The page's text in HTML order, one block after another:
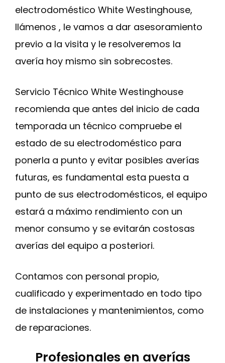
electrodoméstico White Westinghouse,
llámenos , le vamos a dar asesoramiento
previo a la visita y le resolveremos la
avería hoy mismo sin sobrecostes.
Servicio Técnico White Westinghouse
recomienda que antes del inicio de cada
temporada un técnico compruebe el
estado de su electrodoméstico para
ponerla a punto y evitar posibles averías
futuras, es fundamental esta puesta a
punto de sus electrodomésticos, el equipo
estará a máximo rendimiento con un
menor consumo y se evitarán costosas
averías del equipo a posteriori.
Contamos con personal propio,
cualificado y experimentado en todo tipo
de instalaciones y mantenimientos, como
de reparaciones.
Profesionales en averías